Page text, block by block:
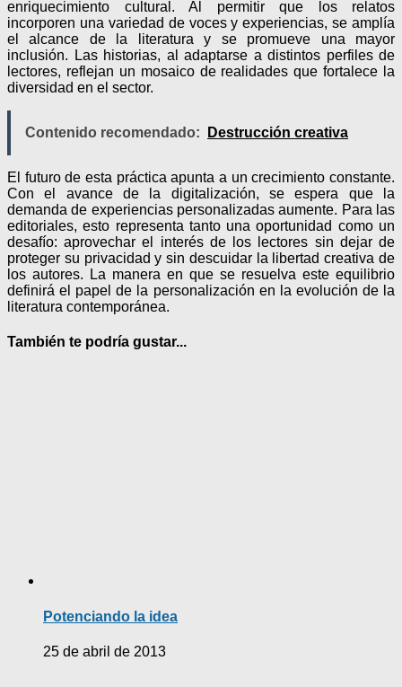
enriquecimiento cultural. Al permitir que los relatos
incorporen una variedad de voces y experiencias, se amplía
el alcance de la literatura y se promueve una mayor
inclusión. Las historias, al adaptarse a distintos perfiles de
lectores, reflejan un mosaico de realidades que fortalece la
diversidad en el sector.
Contenido recomendado: Destrucción creativa
El futuro de esta práctica apunta a un crecimiento constante.
Con el avance de la digitalización, se espera que la
demanda de experiencias personalizadas aumente. Para las
editoriales, esto representa tanto una oportunidad como un
desafío: aprovechar el interés de los lectores sin dejar de
proteger su privacidad y sin descuidar la libertad creativa de
los autores. La manera en que se resuelva este equilibrio
definirá el papel de la personalización en la evolución de la
literatura contemporánea.
También te podría gustar...
Potenciando la idea
25 de abril de 2013